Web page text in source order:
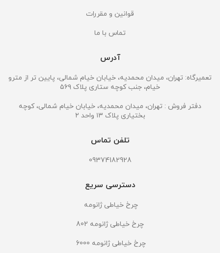
قوانین و مقررات
تماس با ما
آدرس
تعمیرگاه: تهران، میدان محمدیه، خیابان خیام شمالی، پایین تر از مترو
خیام، جنب کوچه ستاری پلاک ۵۶۹
دفتر فروش : تهران، میدان محمدیه، خیابان خیام شمالی، کوچه
بختیاری پلاک ۱۳ واحد ۲
تلفن تماس
09374182928
دسترسی سریع
چرخ خیاطی ژانومه
چرخ خیاطی ژانومه 802
چرخ خیاطی ژانومه 6000